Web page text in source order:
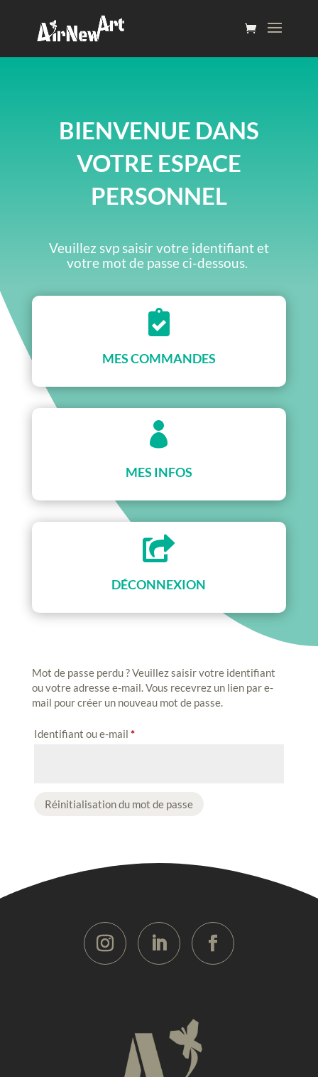
BIENVENUE DANS
VOTRE ESPACE
PERSONNEL
Veuillez svp saisir votre identifiant et
votre mot de passe ci-dessous.

MES COMMANDES

MES INFOS

DÉCONNEXION
Mot de passe perdu ? Veuillez saisir votre identifiant
ou votre adresse e-mail. Vous recevrez un lien par e-
mail pour créer un nouveau mot de passe.
Identifiant ou e-mail *Obligatoire
Réinitialisation du mot de passe